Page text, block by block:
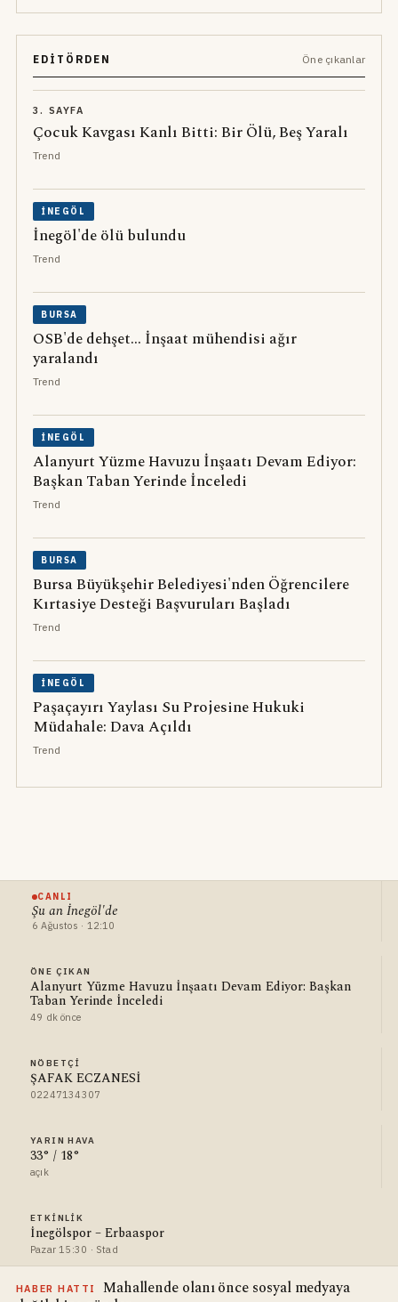
EDITÖRDEN Öne çıkanlar
3. SAYFA
Çocuk Kavgası Kanlı Bitti: Bir Ölü, Beş Yaralı
Trend
İNEGÖL
İnegöl'de ölü bulundu
Trend
BURSA
OSB'de dehşet... İnşaat mühendisi ağır
yaralandı
Trend
İNEGÖL
Alanyurt Yüzme Havuzu İnşaatı Devam Ediyor:
Başkan Taban Yerinde İnceledi
Trend
BURSA
Bursa Büyükşehir Belediyesi'nden Öğrencilere
Kırtasiye Desteği Başvuruları Başladı
Trend
İNEGÖL
Paşaçayırı Yaylası Su Projesine Hukuki
Müdahale: Dava Açıldı
Trend
CANLI
Şu an İnegöl'de
6 Ağustos · 12:10
ÖNE ÇIKAN
Alanyurt Yüzme Havuzu İnşaatı Devam Ediyor: Başkan
Taban Yerinde İnceledi
49 dk önce
NÖBETÇI
ŞAFAK ECZANESİ
02247134307
YARIN HAVA
33° / 18°
açık
ETKINLIK
İnegölspor – Erbaaspor
Pazar 15:30 · Stad
HABER HATTI
Mahallende olanı önce sosyal medyaya